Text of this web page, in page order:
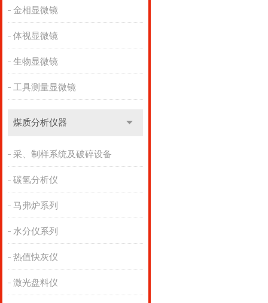
金相显微镜
体视显微镜
生物显微镜
工具测量显微镜
煤质分析仪器
采、制样系统及破碎设备
碳氢分析仪
马弗炉系列
水分仪系列
热值快灰仪
激光盘料仪